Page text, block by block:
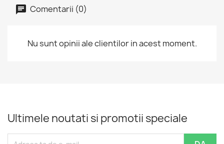
Comentarii (0)
Nu sunt opinii ale clientilor in acest moment.
Ultimele noutati si promotii speciale